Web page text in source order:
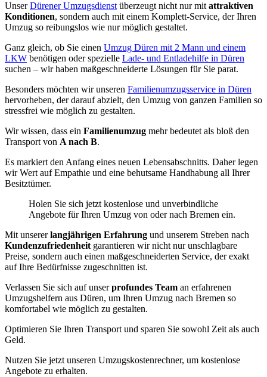
UnserDürener Umzugsdienst überzeugt nicht nur mit attraktiven
Konditionen, sondern auch mit einem Komplett-Service, der Ihren
Umzug so reibungslos wie nur möglich gestaltet.
Ganz gleich, ob Sie einen Umzug Düren mit 2 Mann und einem
LKW benötigen oder spezielle Lade- und Entladehilfe in Düren
suchen – wir haben maßgeschneiderte Lösungen für Sie parat.
Besonders möchten wir unseren Familienumzugsservice in Düren
hervorheben, der darauf abzielt, den Umzug von ganzen Familien so
stressfrei wie möglich zu gestalten.
Wir wissen, dass ein Familienumzug mehr bedeutet als bloß den
Transport von A nach B.
Es markiert den Anfang eines neuen Lebensabschnitts. Daher legen
wir Wert auf Empathie und eine behutsame Handhabung all Ihrer
Besitztümer.
Holen Sie sich jetzt kostenlose und unverbindliche
Angebote für Ihren Umzug von oder nach Bremen ein.
Mit unsererlangjährigen Erfahrung und unserem Streben nach
Kundenzufriedenheit garantieren wir nicht nur unschlagbare
Preise, sondern auch einen maßgeschneiderten Service, der exakt
auf Ihre Bedürfnisse zugeschnitten ist.
Verlassen Sie sich auf unserprofundes Team an erfahrenen
Umzugshelfern aus Düren, um Ihren Umzug nach Bremen so
komfortabel wie möglich zu gestalten.
Optimieren Sie Ihren Transport und sparen Sie sowohl Zeit als auch
Geld.
Nutzen Sie jetzt unseren Umzugskostenrechner, um kostenlose
Angebote zu erhalten.